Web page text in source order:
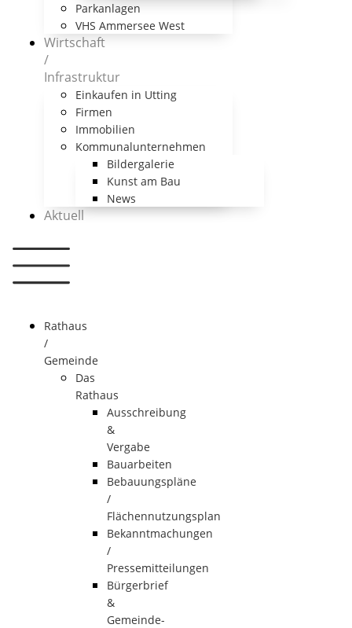
Parkanlagen
VHS Ammersee West
Wirtschaft
/
Infrastruktur
Einkaufen in Utting
Firmen
Immobilien
Kommunalunternehmen
Bildergalerie
Kunst am Bau
News
Aktuell
Rathaus
/
Gemeinde
Das
Rathaus
Ausschreibung
&
Vergabe
Bauarbeiten
Bebauungspläne
/
Flächennutzungsplan
Bekanntmachungen
/
Pressemitteilungen
Bürgerbrief
&
Gemeinde-